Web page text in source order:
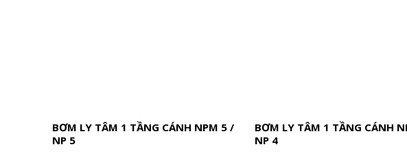
BƠM LY TÂM 1 TẦNG CÁNH NPM 5 /
NP 5
BƠM LY TÂM 1 TẦNG CÁNH
NP 4